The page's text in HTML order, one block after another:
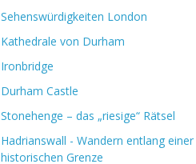
Sehenswürdigkeiten London
Kathedrale von Durham
Ironbridge
Durham Castle
Stonehenge – das „riesige“ Rätsel
Hadrianswall - Wandern entlang einer
historischen Grenze